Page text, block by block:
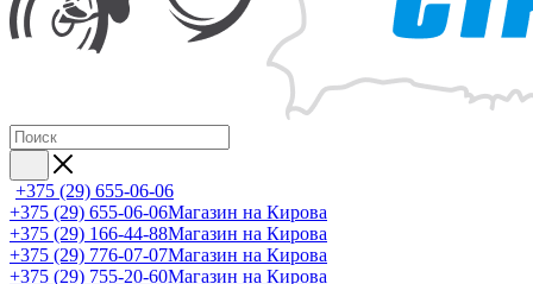
+375 (29) 655-06-06
+375 (29) 655-06-06Магазин на Кирова
+375 (29) 166-44-88Магазин на Кирова
+375 (29) 776-07-07Магазин на Кирова
+375 (29) 755-20-60Магазин на Кирова